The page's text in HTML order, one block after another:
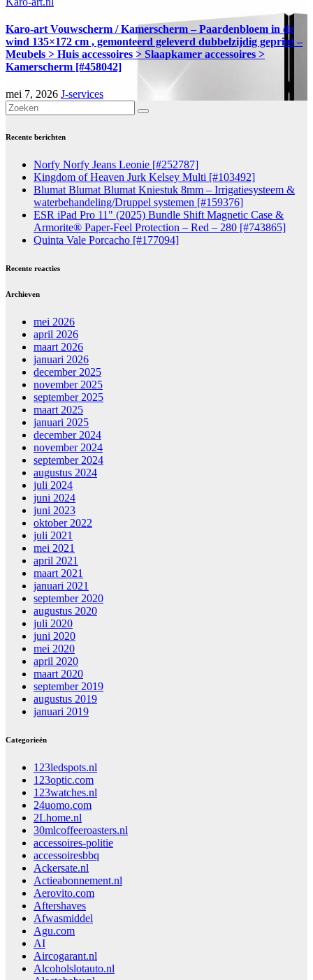
Karo-art Vouwscherm / Kamerscherm – Paardenbloem in de
wind 135×172 cm , gemonteerd geleverd dubbelzijdig geprint –
Meubels > Huis accessoires > Slaapkamer accessoires >
Kamerscherm [#458042]
mei 7, 2026 J-services
Recente berichten
Norfy Norfy Jeans Leonie [#252787]
Kingdom of Heaven Jurk Kelsey Multi [#103492]
Blumat Blumat Blumat Kniestuk 8mm – Irrigatiesysteem &
waterbehandeling/Druppel systemen [#159376]
ESR iPad Pro 11" (2025) Bundle Shift Magnetic Case &
Armorite® Paper-Feel Protection – Red – 280 [#743865]
Quinta Vale Porcacho [#177094]
Recente reacties
Archieven
mei 2026
april 2026
maart 2026
januari 2026
december 2025
november 2025
september 2025
maart 2025
januari 2025
december 2024
november 2024
september 2024
augustus 2024
juli 2024
juni 2024
juni 2023
oktober 2022
juli 2021
mei 2021
april 2021
maart 2021
januari 2021
september 2020
augustus 2020
juli 2020
juni 2020
mei 2020
april 2020
maart 2020
september 2019
augustus 2019
januari 2019
Categorieën
123ledspots.nl
123optic.com
123watches.nl
24uomo.com
2Lhome.nl
30mlcoffeeroasters.nl
accessoires-politie
accessoiresbbq
Ackersate.nl
Actieabonnement.nl
Aerovito.com
Aftershaves
Afwasmiddel
Agu.com
AI
Aircogarant.nl
Alcoholslotauto.nl